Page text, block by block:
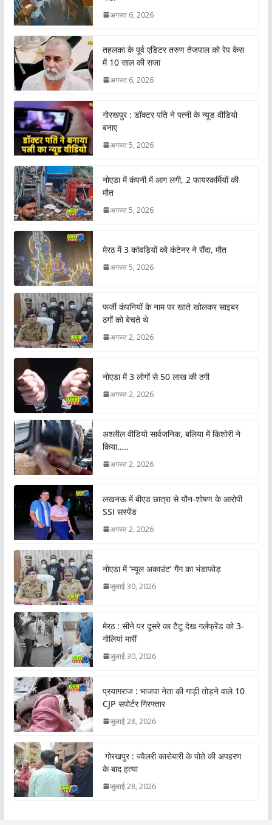
अगस्त 6, 2026
तहलका के पूर्व एडिटर तरुण तेजपाल को रेप केस
में 10 साल की सजा
अगस्त 6, 2026
गोरखपुर : डॉक्टर पति ने पत्नी के न्यूड वीडियो
बनाए
अगस्त 5, 2026
नोएडा में कंपनी में आग लगी, 2 फायरकर्मियों की
मौत
अगस्त 5, 2026
मेरठ में 3 कांवड़ियों को कंटेनर ने रौंदा, मौत
अगस्त 5, 2026
फर्जी कंपनियों के नाम पर खाते खोलकर साइबर
ठगों को बेचते थे
अगस्त 2, 2026
नोएडा में 3 लोगों से 50 लाख की ठगी
अगस्त 2, 2026
अश्लील वीडियो सार्वजनिक, बलिया में किशोरी ने
किया…..
अगस्त 2, 2026
लखनऊ में बीएड छात्रा से यौन-शोषण के आरोपी
SSI सस्पेंड
अगस्त 2, 2026
नोएडा में ‘म्यूल अकाउंट’ गैंग का भंडाफोड़
जुलाई 30, 2026
मेरठ : सीने पर दूसरे का टैटू देख गर्लफ्रेंड को 3-
गोलियां मारीं
जुलाई 30, 2026
प्रयागराज : भाजपा नेता की गाड़ी तोड़ने वाले 10
CJP सपोर्टर गिरफ्तार
जुलाई 28, 2026
गोरखपुर : ज्वैलरी कारोबारी के पोते की अपहरण
के बाद हत्या
जुलाई 28, 2026